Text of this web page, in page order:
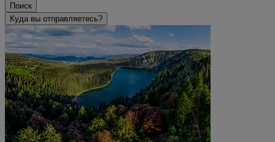
Поиск
Куда вы отправляетесь?